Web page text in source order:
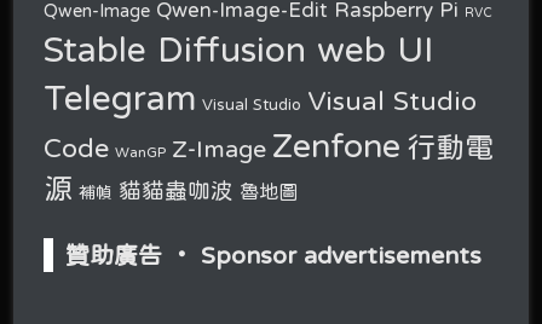
Qwen-Image Qwen-Image-Edit Raspberry Pi RVC
Stable Diffusion web UI
Telegram Visual Studio Visual Studio
Code WanGP Z-Image Zenfone 行動電
源 補幀 貓貓蟲咖波 魯地圖
贊助廣告 ‧ Sponsor advertisements